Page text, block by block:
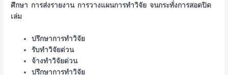
ศึกษา การส่งรายงาน การวางแผนการทำวิจัย จนกระทั่งการสอดปิด
เล่ม
ปรึกษาการทำวิจัย
รับทำวิจัยด่วน
จ้างทำวิจัยด่วน
ปรึกษาการทำวิจัย